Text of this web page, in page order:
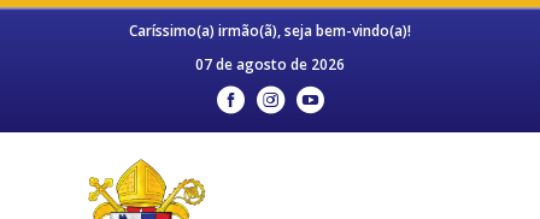
Caríssimo(a) irmão(ã), seja bem-vindo(a)!
07 de agosto de 2026